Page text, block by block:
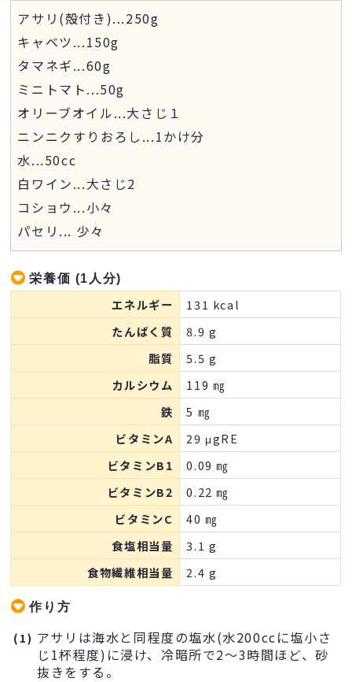
アサリ(殻付き)...250g
キャベツ...150g
タマネギ...60g
ミニトマト...50g
オリーブオイル...大さじ１
ニンニクすりおろし ...1かけ分
水...50cc
白ワイン...大さじ2
コショウ ...小々
パセリ ... 少々
栄養価 (1人分)
エネルギー
131 kcal
たんぱく質
8.9 g
脂質
5.5 g
カルシウム
119 ㎎
鉄
5 ㎎
ビタミンA
29 μgRE
ビタミンB1
0.09 ㎎
ビタミンB2
0.22 ㎎
ビタミンC
40 ㎎
食塩相当量
3.1 g
食物繊維相当量
2.4 g
作り方
(1) アサリは海水と同程度の塩水(水200ccに塩小さ
じ1杯程度)に浸け、冷暗所で2～3時間ほど、砂
抜きをする。